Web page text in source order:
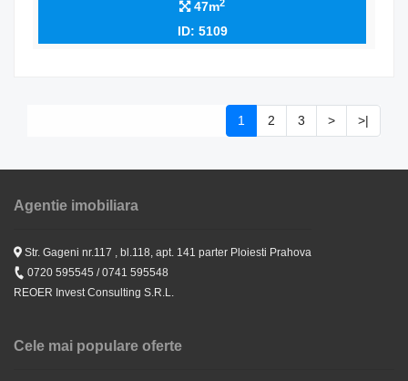
47m2
ID: 5109
1 2 3 > >|
Agentie imobiliara
Str. Gageni nr.117 , bl.118, apt. 141 parter Ploiesti Prahova
0720 595545 / 0741 595548
REOER Invest Consulting S.R.L.
Cele mai populare oferte